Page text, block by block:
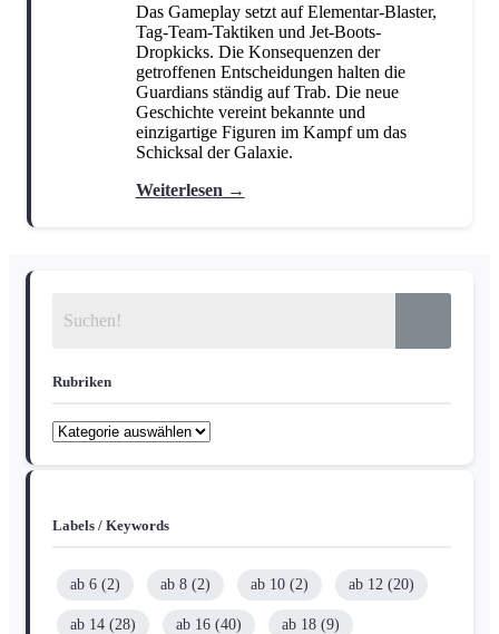
Das Gameplay setzt auf Elementar-Blaster,
Tag-Team-Taktiken und Jet-Boots-
Dropkicks. Die Konsequenzen der
getroffenen Entscheidungen halten die
Guardians ständig auf Trab. Die neue
Geschichte vereint bekannte und
einzigartige Figuren im Kampf um das
Schicksal der Galaxie.
Weiterlesen →
Rubriken
Rubriken
Labels / Keywords
ab 6 (2) ab 8 (2) ab 10 (2) ab 12 (20)
ab 14 (28) ab 16 (40) ab 18 (9)